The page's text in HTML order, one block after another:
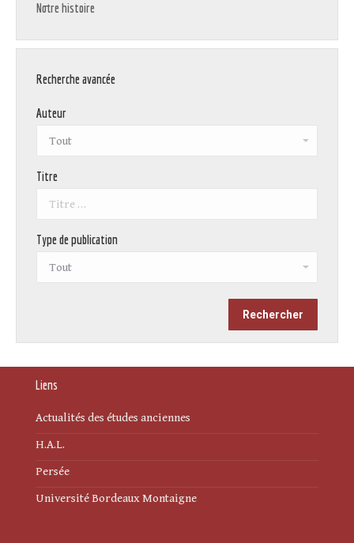
Notre histoire
Recherche avancée
Auteur
Titre
Type de publication
Liens
Actualités des études anciennes
H.A.L.
Persée
Université Bordeaux Montaigne